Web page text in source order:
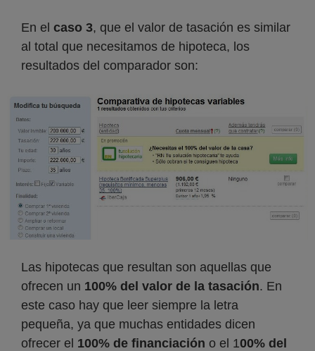
En el caso 3, que el valor de tasación es similar
al total que necesitamos de hipoteca, los
resultados del comparador son:
Las hipotecas que resultan son aquellas que
ofrecen un 100% del valor de la tasación. En
este caso hay que leer siempre la letra
pequeña, ya que muchas entidades dicen
ofrecer el 100% de financiación o el 100% del